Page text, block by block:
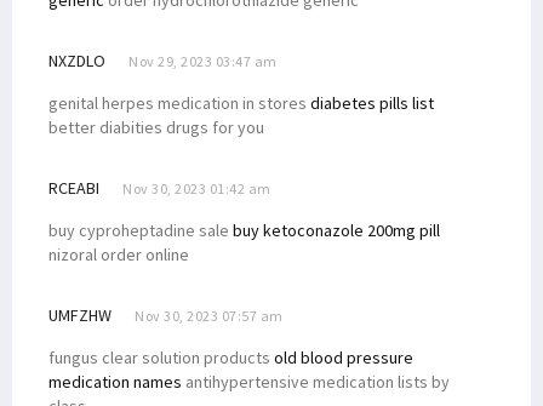
NXZDLO Nov 29, 2023 03:47 am
genital herpes medication in stores diabetes pills list
better diabities drugs for you
RCEABI Nov 30, 2023 01:42 am
buy cyproheptadine sale buy ketoconazole 200mg pill
nizoral order online
UMFZHW Nov 30, 2023 07:57 am
fungus clear solution products old blood pressure
medication names antihypertensive medication lists by